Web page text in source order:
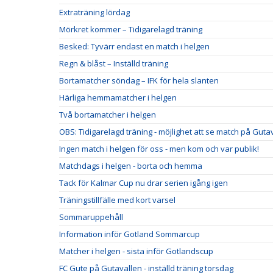
Extraträning lördag
Mörkret kommer – Tidigarelagd träning
Besked: Tyvärr endast en match i helgen
Regn & blåst – Inställd träning
Bortamatcher söndag – IFK för hela slanten
Härliga hemmamatcher i helgen
Två bortamatcher i helgen
OBS: Tidigarelagd träning - möjlighet att se match på
Ingen match i helgen för oss - men kom och var publik!
Matchdags i helgen - borta och hemma
Tack för Kalmar Cup nu drar serien igång igen
Träningstillfälle med kort varsel
Sommaruppehåll
Information inför Gotland Sommarcup
Matcher i helgen - sista inför Gotlandscup
FC Gute på Gutavallen - inställd träning torsdag